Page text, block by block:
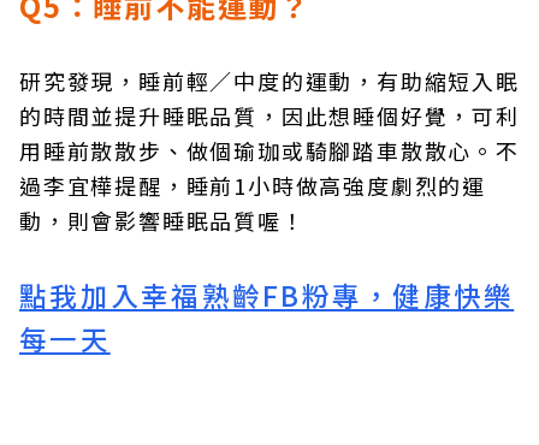
研究發現，睡前輕／中度的運動，有助縮短入眠
的時間並提升睡眠品質，因此想睡個好覺，可利
用睡前散散步、做個瑜珈或騎腳踏車散散心。不
過李宜樺提醒，睡前1小時做高強度劇烈的運
動，則會影響睡眠品質喔！
點我加入幸福熟齡FB粉專，健康快樂
每一天